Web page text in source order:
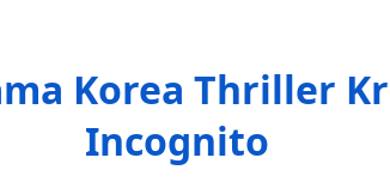
Korea Thriller
Incognito